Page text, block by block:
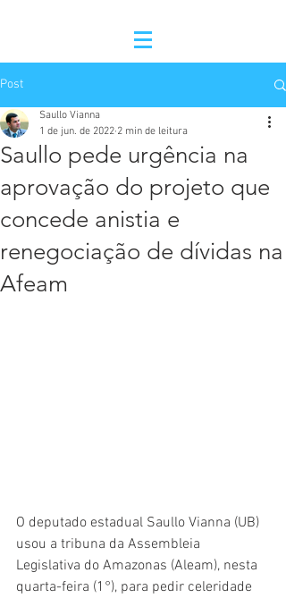
Post
Saullo pede urgência na
aprovação do projeto que
concede anistia e
renegociação de dívidas na
Afeam
Saullo Vianna
1 de jun. de 2022 2 min de leitura
O deputado estadual Saullo Vianna (UB)
usou a tribuna da Assembleia
Legislativa do Amazonas (Aleam), nesta
quarta-feira (1°), para pedir celeridade